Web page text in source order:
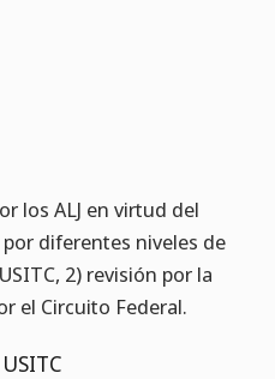
los ALJ en virtud del
diferentes niveles de
2) revisión por la
el Circuito Federal.